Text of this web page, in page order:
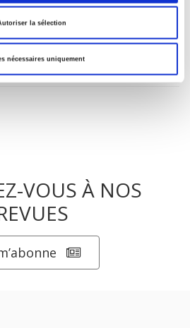
la sélection
nécessaires uniquement
du mur
VOUS À NOS